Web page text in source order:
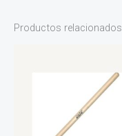
Productos relacionados